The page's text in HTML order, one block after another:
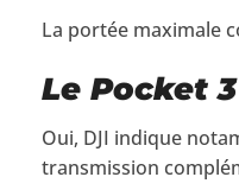
La portée maximale
Le Pocket
Oui, DJI indique
transmission